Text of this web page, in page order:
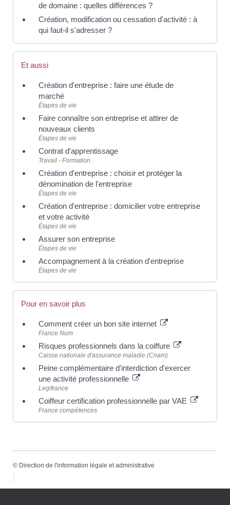
de domaine : quelles différences ?
Création, modification ou cessation d'activité : à
qui faut-il s'adresser ?
Et aussi
Création d'entreprise : faire une étude de
marché
Étapes de vie
Faire connaître son entreprise et attirer de
nouveaux clients
Étapes de vie
Contrat d'apprentissage
Travail - Formation
Création d'entreprise : choisir et protéger la
dénomination de l'entreprise
Étapes de vie
Création d'entreprise : domicilier votre entreprise
et votre activité
Étapes de vie
Assurer son entreprise
Étapes de vie
Accompagnement à la création d'entreprise
Étapes de vie
Pour en savoir plus
Comment créer un bon site internet
France Num
Risques professionnels dans la coiffure
Caisse nationale d'assurance maladie (Cnam)
Peine complémentaire d'interdiction d'exercer
une activité professionnelle
Legifrance
Coiffeur certification professionnelle par VAE
France compétences
© Direction de l'information légale et administrative